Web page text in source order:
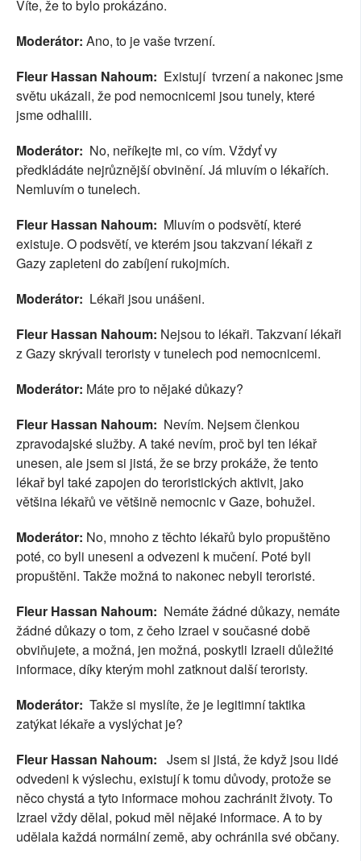
Víte, že to bylo prokázáno.
Moderátor: Ano, to je vaše tvrzení.
Fleur Hassan Nahoum: Existují tvrzení a nakonec jsme
světu ukázali, že pod nemocnicemi jsou tunely, které
jsme odhalili.
Moderátor: No, neříkejte mi, co vím. Vždyť vy
předkládáte nejrůznější obvinění. Já mluvím o lékařích.
Nemluvím o tunelech.
Fleur Hassan Nahoum: Mluvím o podsvětí, které
existuje. O podsvětí, ve kterém jsou takzvaní lékaři z
Gazy zapleteni do zabíjení rukojmích.
Moderátor: Lékaři jsou unášeni.
Fleur Hassan Nahoum: Nejsou to lékaři. Takzvaní lékaři
z Gazy skrývali teroristy v tunelech pod nemocnicemi.
Moderátor: Máte pro to nějaké důkazy?
Fleur Hassan Nahoum: Nevím. Nejsem členkou
zpravodajské služby. A také nevím, proč byl ten lékař
unesen, ale jsem si jistá, že se brzy prokáže, že tento
lékař byl také zapojen do teroristických aktivit, jako
většina lékařů ve většině nemocnic v Gaze, bohužel.
Moderátor: No, mnoho z těchto lékařů bylo propuštěno
poté, co byli uneseni a odvezeni k mučení. Poté byli
propuštěni. Takže možná to nakonec nebyli teroristé.
Fleur Hassan Nahoum: Nemáte žádné důkazy, nemáte
žádné důkazy o tom, z čeho Izrael v současné době
obviňujete, a možná, jen možná, poskytli Izraeli důležité
informace, díky kterým mohl zatknout další teroristy.
Moderátor: Takže si myslíte, že je legitimní taktika
zatýkat lékaře a vyslýchat je?
Fleur Hassan Nahoum: Jsem si jistá, že když jsou lidé
odvedeni k výslechu, existují k tomu důvody, protože se
něco chystá a tyto informace mohou zachránit životy. To
Izrael vždy dělal, pokud měl nějaké informace. A to by
udělala každá normální země, aby ochránila své občany.